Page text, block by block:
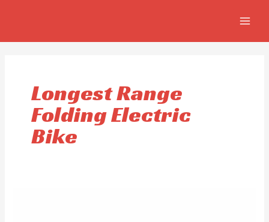
Longest Range
Folding Electric
Bike